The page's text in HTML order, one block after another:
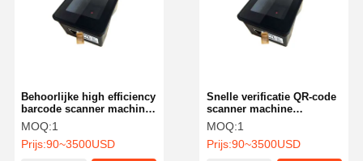
Behoorlijke high efficiency
barcode scanner machine
qr reader machine
MOQ:1
Prijs:90~3500USD
Snelle verificatie QR-code
scanner machine
Intelligente standaard
MOQ:1
Prijs:90~3500USD